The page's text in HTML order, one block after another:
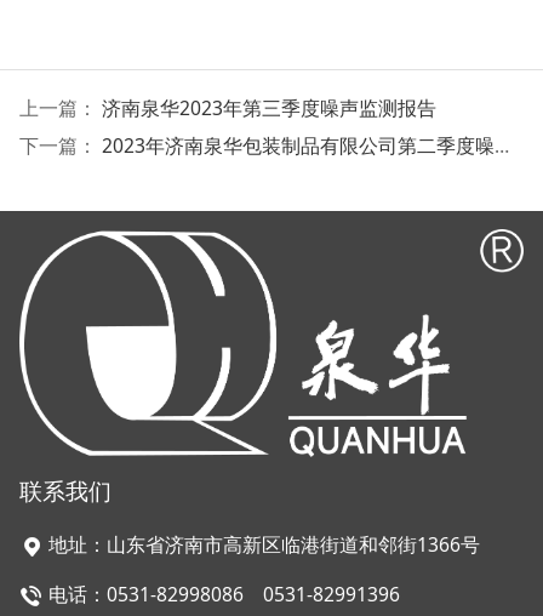
上一篇： 济南泉华2023年第三季度噪声监测报告
下一篇： 2023年济南泉华包装制品有限公司第二季度噪声监测报告
联系我们
地址：山东省济南市高新区临港街道和邻街1366号
电话：0531-82998086 0531-82991396